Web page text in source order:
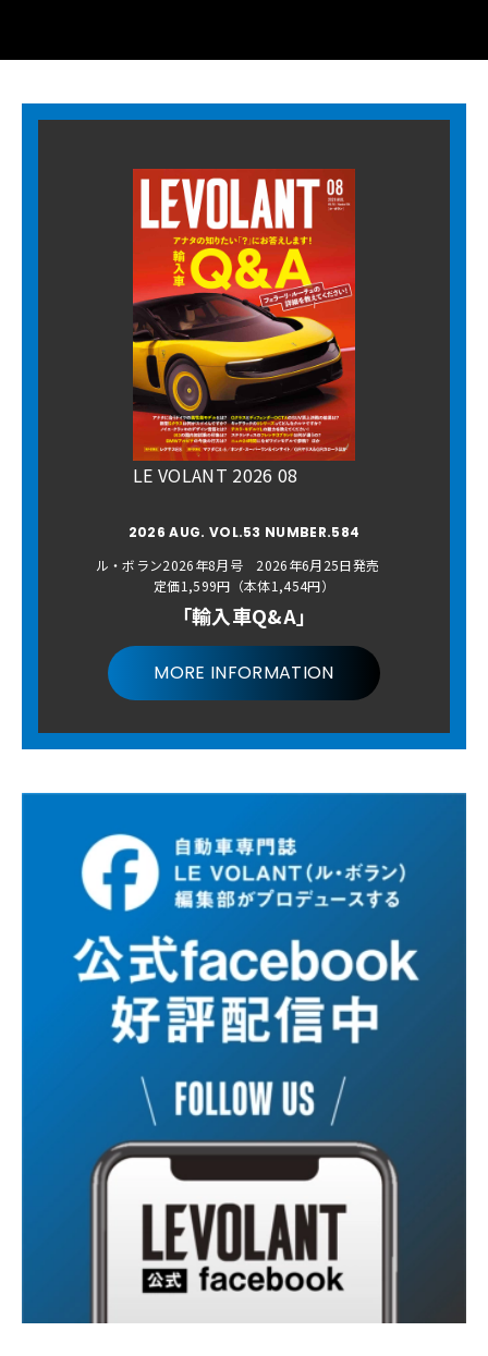
LE VOLANT 2026 08
2026 AUG. VOL.53 NUMBER.584
ル・ボラン2026年8月号 2026年6月25日発売
定価1,599円（本体1,454円）
「輸入車Q&A」
MORE INFORMATION